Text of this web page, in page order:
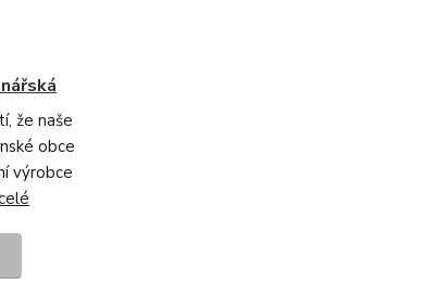
že naše
obce
výrobce